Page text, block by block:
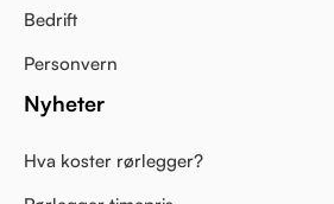
Bedrift
Personvern
Nyheter
Hva koster rørlegger?